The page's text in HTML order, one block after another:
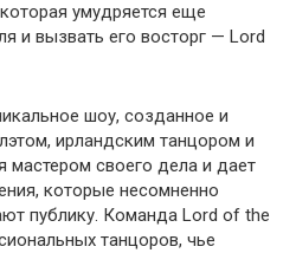
умудряется еще
и вызвать его восторг — Lord
шоу, созданное и
ирландским танцором и
мастером своего дела и дает
которые несомненно
публику. Команда Lord of the
танцоров, чье